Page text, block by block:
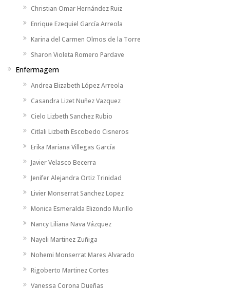
Christian Omar Hernández Ruiz
Enrique Ezequiel García Arreola
Karina del Carmen Olmos de la Torre
Sharon Violeta Romero Pardave
Enfermagem
Andrea Elizabeth López Arreola
Casandra Lizet Nuñez Vazquez
Cielo Lizbeth Sanchez Rubio
Citlali Lizbeth Escobedo Cisneros
Erika Mariana Villegas García
Javier Velasco Becerra
Jenifer Alejandra Ortiz Trinidad
Livier Monserrat Sanchez Lopez
Monica Esmeralda Elizondo Murillo
Nancy Liliana Nava Vázquez
Nayeli Martinez Zuñiga
Nohemi Monserrat Mares Alvarado
Rigoberto Martinez Cortes
Vanessa Corona Dueñas